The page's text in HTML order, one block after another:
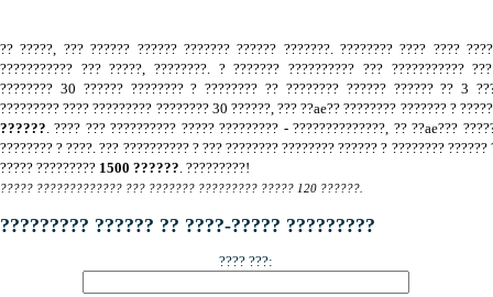
?? ?????, ??? ?????? ?????? ??????? ?????? ???????. ???????? ???? ????
??????????? ??? ?????, ????????. ? ??????? ?????????? ??? ???????????
???????? 30 ?????? ???????? ? ???????? ?? ???????? ?????? ?????? ?? 3
????????? ???? ????????? ???????? 30 ??????, ??? ??ae?? ???????? ??????? ?
??????. ???? ??? ?????????? ????? ????????? - ??????????????, ?? ??ae???
???????? ? ????. ??? ?????????? ? ??? ???????? ???????? ?????? ? ???????? ??????
????? ????????? 1500 ??????. ?????????!
????? ????????????? ??? ??????? ????????? ????? 120 ??????.
????????? ?????? ?? ????-????? ?????????
???? ???: